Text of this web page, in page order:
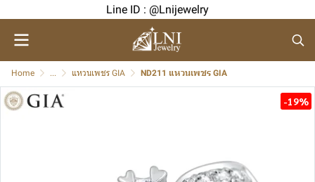
Line ID : @Lnijewelry
Home ... แหวนเพชร GIA ND211 แหวนเพชร GIA
-19%